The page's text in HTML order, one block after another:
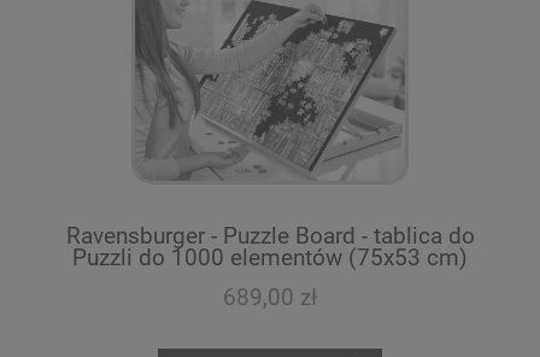
Ravensburger - Puzzle Board - tablica do
Puzzli do 1000 elementów (75x53 cm)
689,00 zł